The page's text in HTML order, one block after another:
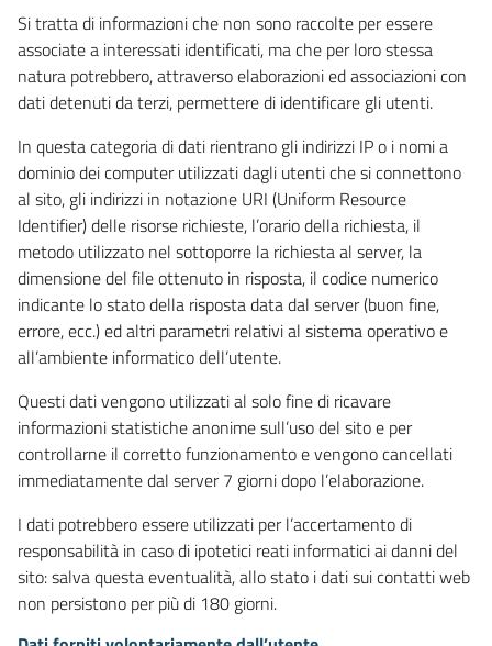
Si tratta di informazioni che non sono raccolte per essere
associate a interessati identificati, ma che per loro stessa
natura potrebbero, attraverso elaborazioni ed associazioni con
dati detenuti da terzi, permettere di identificare gli utenti.
In questa categoria di dati rientrano gli indirizzi IP o i nomi a
dominio dei computer utilizzati dagli utenti che si connettono
al sito, gli indirizzi in notazione URI (Uniform Resource
Identifier) delle risorse richieste, l’orario della richiesta, il
metodo utilizzato nel sottoporre la richiesta al server, la
dimensione del file ottenuto in risposta, il codice numerico
indicante lo stato della risposta data dal server (buon fine,
errore, ecc.) ed altri parametri relativi al sistema operativo e
all’ambiente informatico dell’utente.
Questi dati vengono utilizzati al solo fine di ricavare
informazioni statistiche anonime sull’uso del sito e per
controllarne il corretto funzionamento e vengono cancellati
immediatamente dal server 7 giorni dopo l’elaborazione.
I dati potrebbero essere utilizzati per l’accertamento di
responsabilità in caso di ipotetici reati informatici ai danni del
sito: salva questa eventualità, allo stato i dati sui contatti web
non persistono per più di 180 giorni.